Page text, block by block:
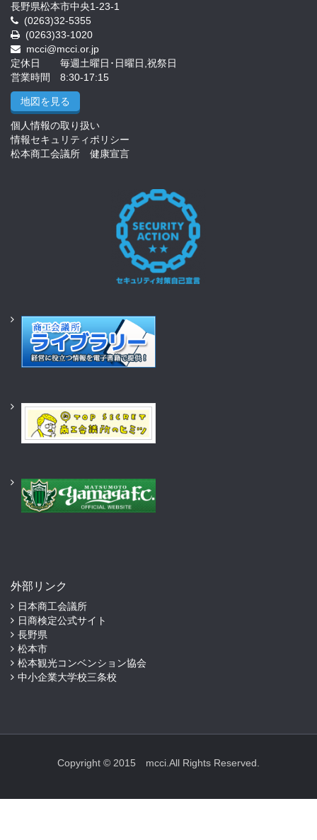
長野県松本市中央1-23-1
(0263)32-5355
(0263)33-1020
mcci@mcci.or.jp
定休日 毎週土曜日･日曜日,祝祭日
営業時間 8:30-17:15
地図を見る
個人情報の取り扱い
情報セキュリティポリシー
松本商工会議所 健康宣言
外部リンク
日本商工会議所
日商検定公式サイト
長野県
松本市
松本観光コンベンション協会
中小企業大学校三条校
Copyright © 2015 mcci.All Rights Reserved.